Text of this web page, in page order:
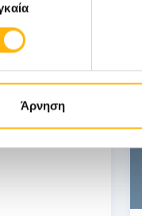
Άρνηση